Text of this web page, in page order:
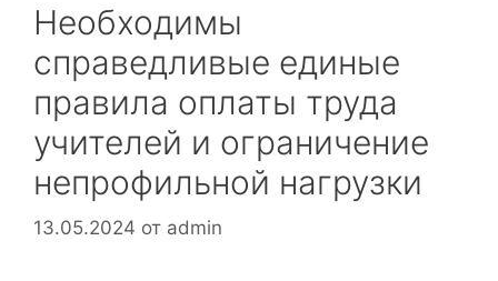
Необходимы
справедливые единые
правила оплаты труда
учителей и ограничение
непрофильной нагрузки
13.05.2024 от admin